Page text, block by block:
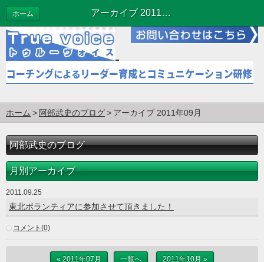
アーカイブ 2011年09月 | 阿部武史のブログ
ホーム
ホーム 阿部武史のブログ アーカイブ 2011年09月
阿部武史のブログ
月別アーカイブ
2011.09.25
東北ボランティアに参加させて頂きました！
コメント(0)
« 2011年07月 一覧へ 2011年10月 »